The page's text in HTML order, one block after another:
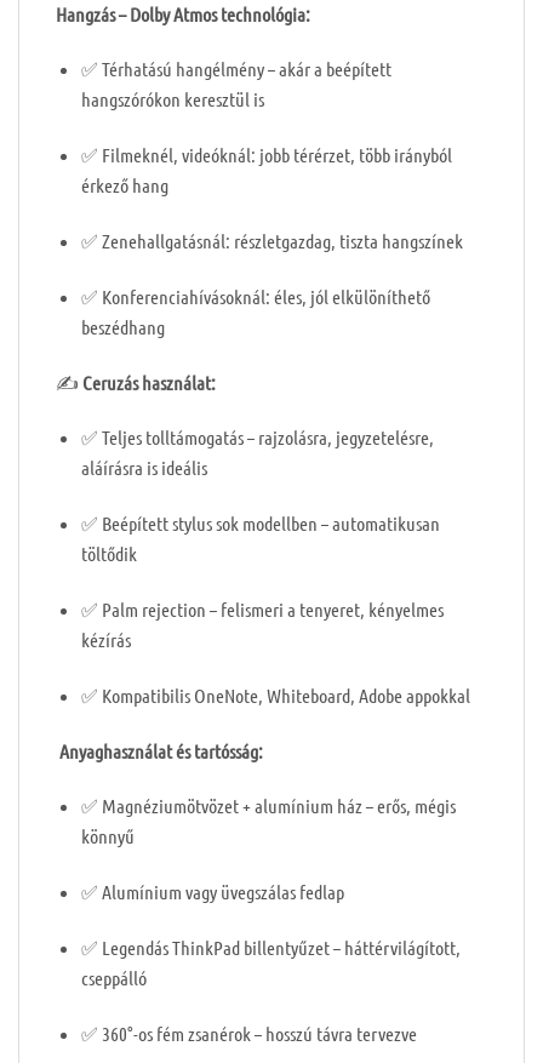
Hangzás – Dolby Atmos technológia:
✅ Térhatású hangélmény – akár a beépített
hangszórókon keresztül is
✅ Filmeknél, videóknál: jobb térérzet, több irányból
érkező hang
✅ Zenehallgatásnál: részletgazdag, tiszta hangszínek
✅ Konferenciahívásoknál: éles, jól elkülöníthető
beszédhang
✍️ Ceruzás használat:
✅ Teljes tolltámogatás – rajzolásra, jegyzetelésre,
aláírásra is ideális
✅ Beépített stylus sok modellben – automatikusan
töltődik
✅ Palm rejection – felismeri a tenyeret, kényelmes
kézírás
✅ Kompatibilis OneNote, Whiteboard, Adobe appokkal
Anyaghasználat és tartósság:
✅ Magnéziumötvözet + alumínium ház – erős, mégis
könnyű
✅ Alumínium vagy üvegszálas fedlap
✅ Legendás ThinkPad billentyűzet – háttérvilágított,
cseppálló
✅ 360°-os fém zsanérok – hosszú távra tervezve